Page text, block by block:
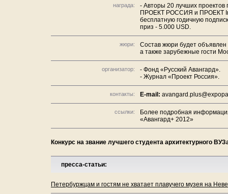
награда:
- Авторы 20 лучших проектов
ПРОЕКТ РОССИЯ и ПРОЕКТ
бесплатную годичную
приз - 5.000 USD.
жюри:
Состав жюри будет объявлен
а также зарубежные гости
организатор:
- Фонд «Русский Авангард».
- Журнал «Проект Россия».
контакты: E-mail:
ссылки:
Более подробная
«Авангард+ 2012»
Конкурс на звание лучшего студента архитектурного
пресса-статьи:
Петербуржцам и гостям не хватает плавучего музея на